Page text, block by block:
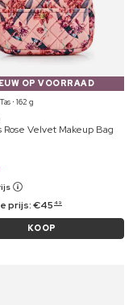
OP VOORRAAD
⋅ 162 g
Rose Velvet Makeup Bag
prijs:€45 49
KOOP